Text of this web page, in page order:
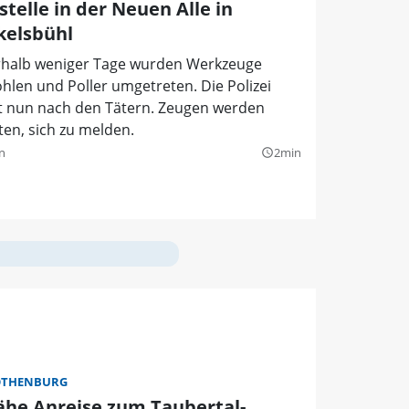
in der Neuen Alle in
weniger Tage wurden Werkzeuge
und Poller umgetreten. Die Polizei
nun nach den Tätern. Zeugen werden
sich zu melden.
query_builder2min